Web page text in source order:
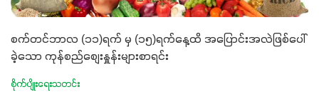
စက်တင်ဘာလ (၁၁)ရက် မှ (၁၅)ရက်နေ့ထိ အပြောင်းအလဲဖြစ်ပေါ်
ခဲ့သော ကုန်စည်စျေးနှူန်းများစာရင်း
စိုက်ပျိုးရေးသတင်း